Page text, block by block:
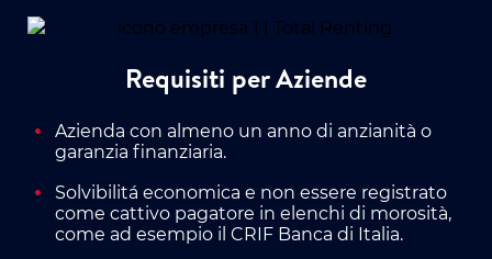
Requisiti per Aziende
Azienda con almeno un anno di anzianità o
garanzia finanziaria.
Solvibilitá economica e non essere registrato
come cattivo pagatore in elenchi di morosità,
come ad esempio il CRIF Banca di Italia.